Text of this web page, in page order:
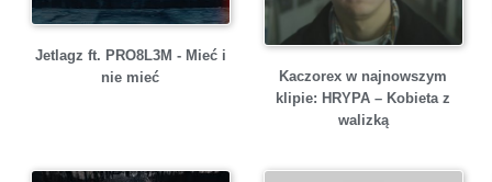
Jetlagz ft. PRO8L3M - Mieć i
nie mieć
Kaczorex w najnowszym
klipie: HRYPA – Kobieta z
walizką